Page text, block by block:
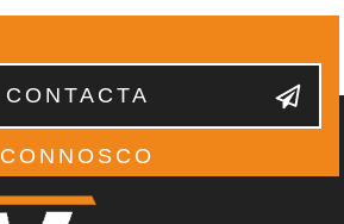
CONTACTA
CONNOSCO